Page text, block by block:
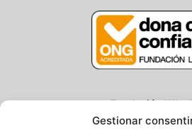
Gestionar
Fundación Why
Centro/Txoko: Particular de